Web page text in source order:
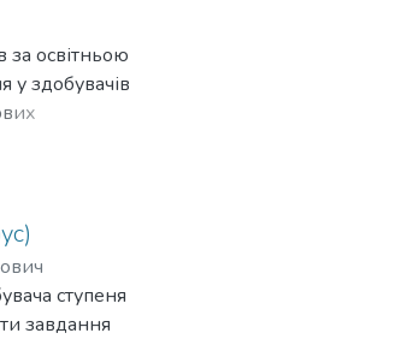
за освітньою
здобувачів
у їхньому
ступеня
завдання